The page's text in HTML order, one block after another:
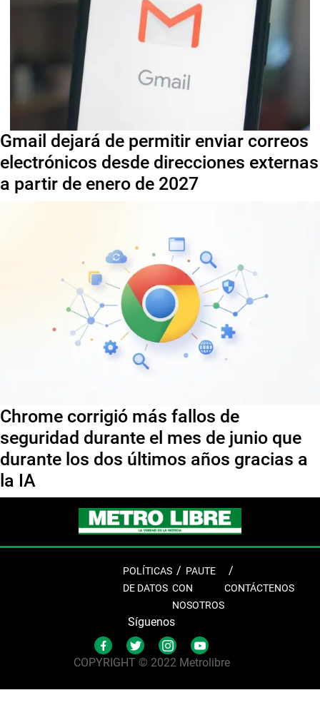
Gmail dejará de permitir enviar correos
electrónicos desde direcciones externas
a partir de enero de 2027
Chrome corrigió más fallos de
seguridad durante el mes de junio que
durante los dos últimos años gracias a
la IA
POLÍTICAS
DE DATOS
PAUTE
CON
NOSOTROS
CONTÁCTENOS
Síguenos
COPYRIGHT © 2022 Metrolibre